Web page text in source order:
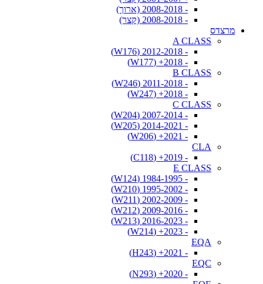
- 2008-2018 (ארוך)
- 2008-2018 (קצר)
מרצדס
A CLASS
- 2012-2018 (W176)
- 2018+ (W177)
B CLASS
- 2011-2018 (W246)
- 2018+ (W247)
C CLASS
- 2007-2014 (W204)
- 2014-2021 (W205)
- 2021+ (W206)
CLA
- 2019+ (C118)
E CLASS
- 1984-1995 (W124)
- 1995-2002 (W210)
- 2002-2009 (W211)
- 2009-2016 (W212)
- 2016-2023 (W213)
- 2023+ (W214)
EQA
- 2021+ (H243)
EQC
- 2020+ (N293)